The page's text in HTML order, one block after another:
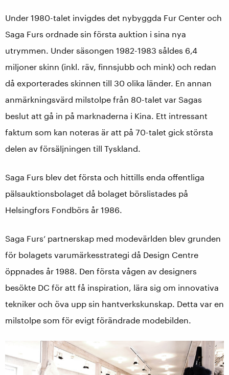
Under 1980-talet invigdes det nybyggda Fur Center och
Saga Furs ordnade sin första auktion i sina nya
utrymmen. Under säsongen 1982-1983 såldes 6,4
miljoner skinn (inkl. räv, finnsjubb och mink) och redan
då exporterades skinnen till 30 olika länder. En annan
anmärkningsvärd milstolpe från 80-talet var Sagas
beslut att gå in på marknaderna i Kina. Ett intressant
faktum som kan noteras är att på 70-talet gick största
delen av försäljningen till Tyskland.
Saga Furs blev det första och hittills enda offentliga
pälsauktionsbolaget då bolaget börslistades på
Helsingfors Fondbörs år 1986.
Saga Furs’ partnerskap med modevärlden blev grunden
för bolagets varumärkesstrategi då Design Centre
öppnades år 1988. Den första vågen av designers
besökte DC för att få inspiration, lära sig om innovativa
tekniker och öva upp sin hantverkskunskap. Detta var en
milstolpe som för evigt förändrade modebilden.